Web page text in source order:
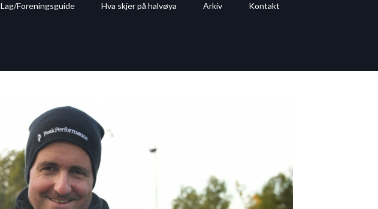
Lag/Foreningsguide Hva skjer på halvøya Arkiv Kontakt